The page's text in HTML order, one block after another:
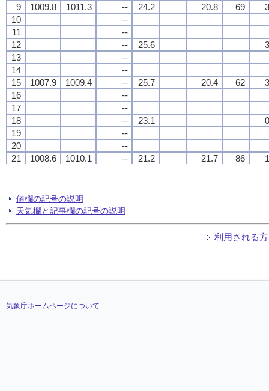
9
1009.8 1011.3 -- 24.2 20.8 69
10
--
11
--
12
-- 25.6
13
--
14
--
15
1007.9 1009.4 -- 25.7 20.4 62
16
--
17
--
18
-- 23.1
19
--
20
--
21
1008.6 1010.1 -- 21.2 21.7 86
24
9
1009.8 1011.3 -- 24.2 20.8 69
10
--
11
--
12
-- 25.6
13
--
14
--
15
1007.9 1009.4 -- 25.7 20.4 62
16
--
17
--
18
-- 23.1
19
--
20
--
21
1008.6 1010.1 -- 21.2 21.7 86
24
9
1009.8 1011.3 -- 24.2 20.8 69
10
--
11
--
12
-- 25.6
13
--
14
--
15
1007.9 1009.4 -- 25.7 20.4 62
16
--
17
--
18
-- 23.1
19
--
20
--
21
1008.6 1010.1 -- 21.2 21.7 86
24
9
1009.8 1011.3 -- 24.2 20.8 69
10
--
11
--
12
-- 25.6
13
--
14
--
15
1007.9 1009.4 -- 25.7 20.4 62
16
--
17
--
18
-- 23.1
19
--
20
--
21
1008.6 1010.1 -- 21.2 21.7 86
24
値欄の記号の説明
天気欄と記事欄の記号の説明
利用される
気象庁ホームページについて